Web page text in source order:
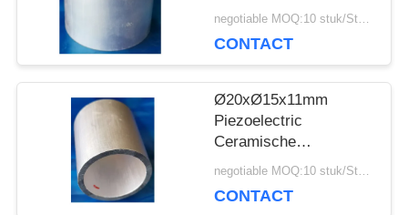
Ultrasone Hydrofoon negotiable MOQ:10 stuk/Stukken
CONTACT
Ø20xØ15x11mm
Piezoelectric
Ceramische
Cilinder151khz Lage
Weerstand
negotiable MOQ:10 stuk/Stukken
CONTACT